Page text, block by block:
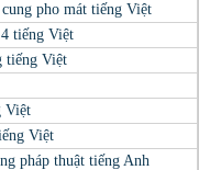
pho mát tiếng Việt
tiếng Việt
tiếng Việt
Việt
Việt
pháp thuật tiếng Anh